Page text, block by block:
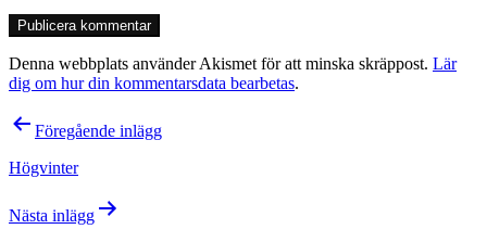
Denna webbplats använder Akismet för att minska skräppost. Lär
dig om hur din kommentarsdata bearbetas.
Inläggsnavigering
Föregående inlägg
Högvinter
Nästa inlägg